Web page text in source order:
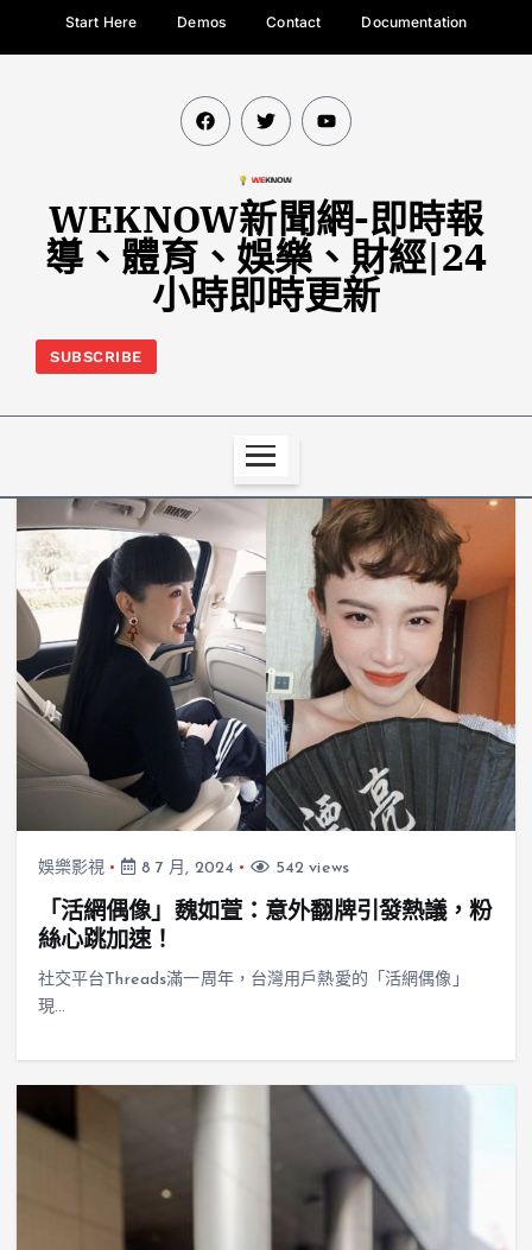
Start Here Demos Contact Documentation
WEKNOW新聞網-即時報
導、體育、娛樂、財經|24
小時即時更新
SUBSCRIBE
娛樂影視 8 7 月, 2024 542 views
「活網偶像」魏如萱：意外翻牌引發熱議，粉
絲心跳加速！
社交平台Threads滿一周年，台灣用戶熱愛的「活網偶像」
現…